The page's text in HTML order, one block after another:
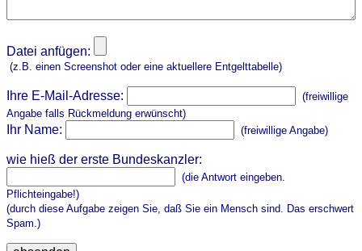
Datei anfügen:
(z.B. einen Screenshot oder eine aktuellere Entgelttabelle)
Ihre E-Mail-Adresse:
(freiwillige
Angabe falls Rückmeldung erwünscht)
Ihr Name: (freiwillige Angabe)
wie hieß der erste Bundeskanzler:
(die Antwort eingeben.
Pflichteingabe!)
(durch diese Aufgabe zeigen Sie, daß Sie ein Mensch sind. Das erschwert
Spam.)